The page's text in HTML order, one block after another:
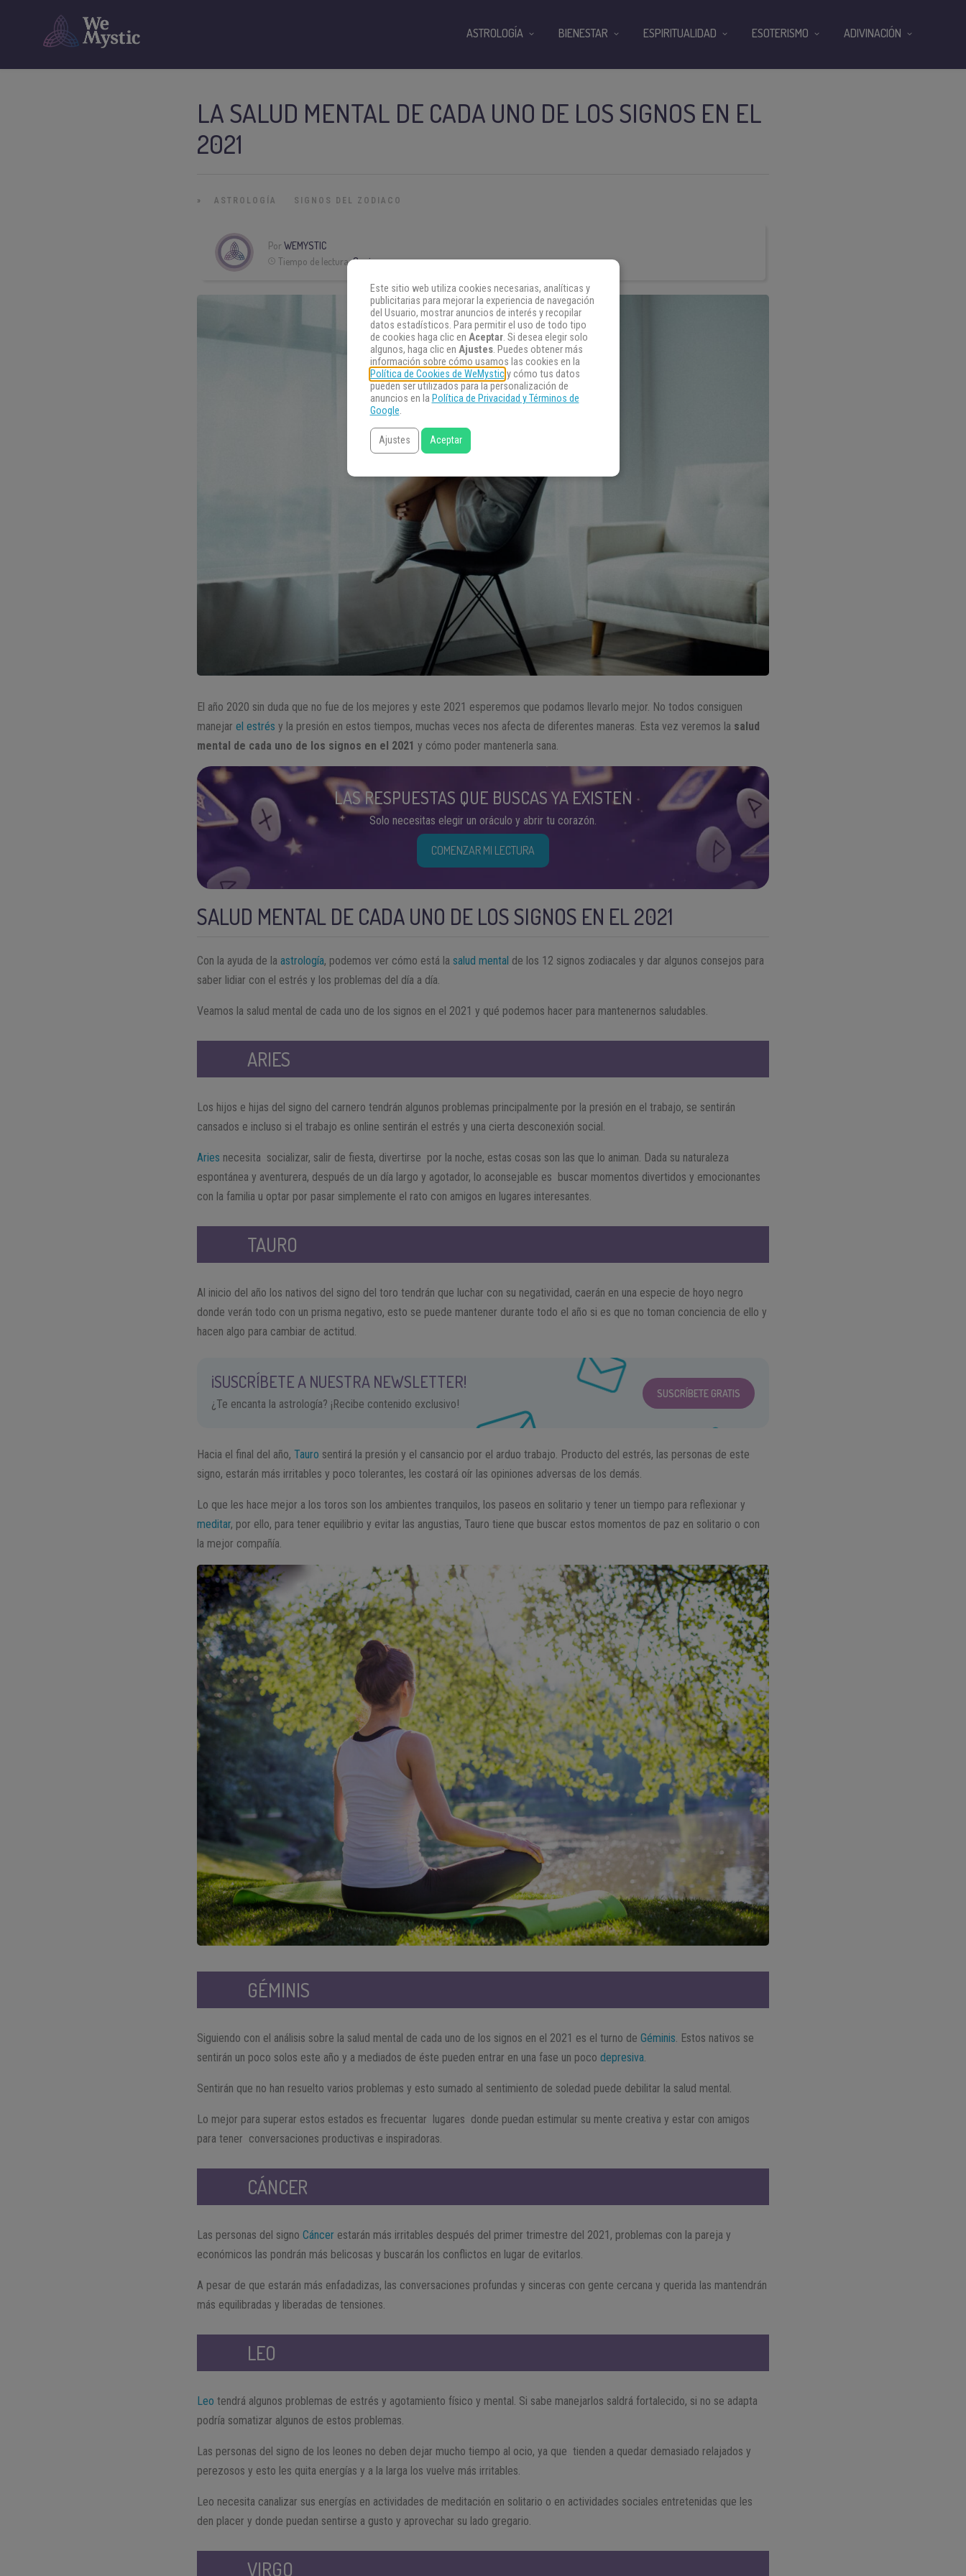
LA SALUD MENTAL DE CADA UNO DE LOS SIGNOS EN EL
2021
» ASTROLOGÍA SIGNOS DEL ZODIACO
PorWEMYSTIC
Tiempo de lectura:6 min
El año 2020 sin duda que no fue de los mejores y este 2021 esperemos que podamos llevarlo mejor. No todos consiguen
manejarel estrés y la presión en estos tiempos, muchas veces nos afecta de diferentes maneras. Esta vez veremos la salud
mental de cada uno de los signos en el 2021 y cómo poder mantenerla sana.
LAS RESPUESTAS QUE BUSCAS YA EXISTEN
Solo necesitas elegir un oráculo y abrir tu corazón.
COMENZAR MI LECTURA
SALUD MENTAL DE CADA UNO DE LOS SIGNOS EN EL 2021
Con la ayuda de laastrología, podemos ver cómo está lasalud mental de los 12 signos zodiacales y dar algunos consejos para
saber lidiar con el estrés y los problemas del día a día.
Veamos la salud mental de cada uno de los signos en el 2021 y qué podemos hacer para mantenernos saludables.
ARIES
Los hijos e hijas del signo del carnero tendrán algunos problemas principalmente por la presión en el trabajo, se sentirán
cansados e incluso si el trabajo es online sentirán el estrés y una cierta desconexión social.
Aries necesita socializar, salir de fiesta, divertirse por la noche, estas cosas son las que lo animan. Dada su naturaleza
espontánea y aventurera, después de un día largo y agotador, lo aconsejable es buscar momentos divertidos y emocionantes
con la familia u optar por pasar simplemente el rato con amigos en lugares interesantes.
TAURO
Al inicio del año los nativos del signo del toro tendrán que luchar con su negatividad, caerán en una especie de hoyo negro
donde verán todo con un prisma negativo, esto se puede mantener durante todo el año si es que no toman conciencia de ello y
hacen algo para cambiar de actitud.
¡SUSCRÍBETE A NUESTRA NEWSLETTER!
¿Te encanta la astrología? ¡Recibe contenido exclusivo!
SUSCRÍBETE GRATIS
Hacia el final del año,Tauro sentirá la presión y el cansancio por el arduo trabajo. Producto del estrés, las personas de este
signo, estarán más irritables y poco tolerantes, les costará oír las opiniones adversas de los demás.
Lo que les hace mejor a los toros son los ambientes tranquilos, los paseos en solitario y tener un tiempo para reflexionar y
meditar, por ello, para tener equilibrio y evitar las angustias, Tauro tiene que buscar estos momentos de paz en solitario o con
la mejor compañía.
GÉMINIS
Siguiendo con el análisis sobre la salud mental de cada uno de los signos en el 2021 es el turno deGéminis. Estos nativos se
sentirán un poco solos este año y a mediados de éste pueden entrar en una fase un pocodepresiva.
Sentirán que no han resuelto varios problemas y esto sumado al sentimiento de soledad puede debilitar la salud mental.
Lo mejor para superar estos estados es frecuentar lugares donde puedan estimular su mente creativa y estar con amigos
para tener conversaciones productivas e inspiradoras.
CÁNCER
Las personas del signoCáncer estarán más irritables después del primer trimestre del 2021, problemas con la pareja y
económicos las pondrán más belicosas y buscarán los conflictos en lugar de evitarlos.
A pesar de que estarán más enfadadizas, las conversaciones profundas y sinceras con gente cercana y querida las mantendrán
más equilibradas y liberadas de tensiones.
LEO
Leo tendrá algunos problemas de estrés y agotamiento físico y mental. Si sabe manejarlos saldrá fortalecido, si no se adapta
podría somatizar algunos de estos problemas.
Las personas del signo de los leones no deben dejar mucho tiempo al ocio, ya que tienden a quedar demasiado relajados y
perezosos y esto les quita energías y a la larga los vuelve más irritables.
Leo necesita canalizar sus energías en actividades de meditación en solitario o en actividades sociales entretenidas que les
den placer y donde puedan sentirse a gusto y aprovechar su lado gregario.
VIRGO
ASTROLOGÍA BIENESTAR ESPIRITUALIDAD ESOTERISMO ADIVINACIÓN
Este sitio web utiliza cookies necesarias, analíticas y
publicitarias para mejorar la experiencia de navegación
del Usuario, mostrar anuncios de interés y recopilar
datos estadísticos. Para permitir el uso de todo tipo
de cookies haga clic en Aceptar. Si desea elegir solo
algunos, haga clic en Ajustes. Puedes obtener más
información sobre cómo usamos las cookies en la
Política de Cookies de WeMysticy cómo tus datos
pueden ser utilizados para la personalización de
anuncios en la Política de Privacidad y Términos de
Google.
Ajustes Aceptar